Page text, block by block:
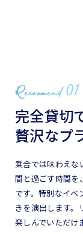
完全貸切
贅沢なプ
乗合では味わえな
間と過ごす時間を
です。特別なイベ
きを演出します。
楽しんでいただけ